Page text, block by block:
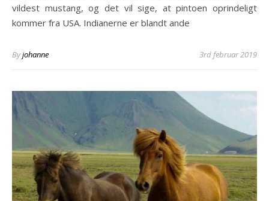
vildest mustang, og det vil sige, at pintoen oprindeligt
kommer fra USA. Indianerne er blandt ande
Byjohanne 3rd februar 2019